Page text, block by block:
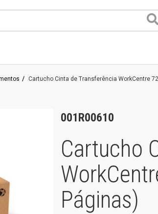
de travail
Pro
Cartucho Cinta de Transferência WorkCentre
001R00610
Cartucho
Páginas)